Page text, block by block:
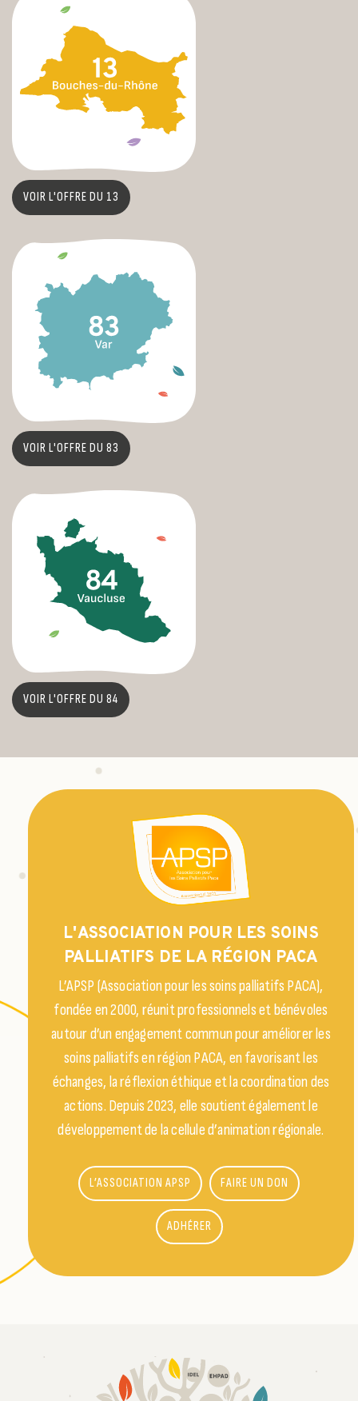
VOIR L'OFFRE DU 13
VOIR L'OFFRE DU 83
VOIR L'OFFRE DU 84
L'ASSOCIATION POUR LES SOINS
PALLIATIFS DE LA RÉGION PACA
L’APSP (Association pour les soins palliatifs PACA),
fondée en 2000, réunit professionnels et bénévoles
autour d’un engagement commun pour améliorer les
soins palliatifs en région PACA, en favorisant les
échanges, la réflexion éthique et la coordination des
actions. Depuis 2023, elle soutient également le
développement de la cellule d’animation régionale.
L’ASSOCIATION APSP FAIRE UN DON
ADHÉRER